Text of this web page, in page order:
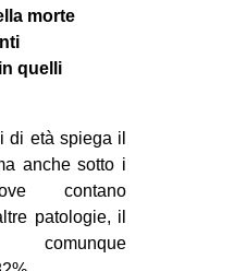
morte
quelli
di età spiega il
anche sotto i
contano
patologie, il